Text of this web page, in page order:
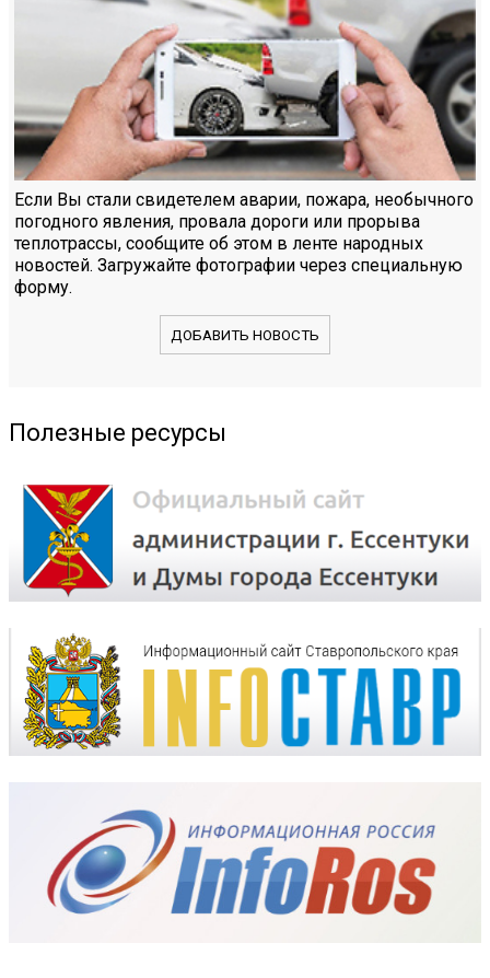
Если Вы стали свидетелем аварии, пожара, необычного
погодного явления, провала дороги или прорыва
теплотрассы, сообщите об этом в ленте народных
новостей. Загружайте фотографии через специальную
форму.
ДОБАВИТЬ НОВОСТЬ
Полезные ресурсы